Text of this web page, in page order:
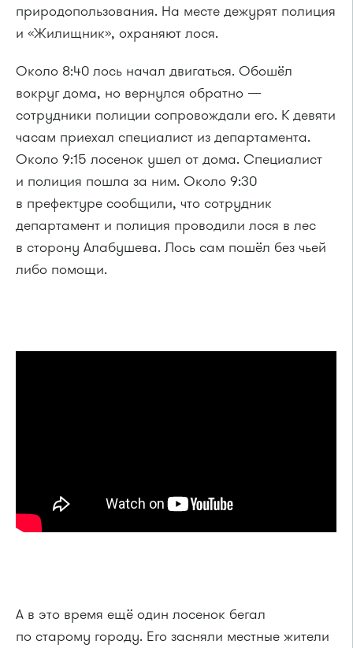
природопользования. На месте дежурят полиция
и «Жилищник», охраняют лося.
Около 8:40 лось начал двигаться. Обошёл
вокруг дома, но вернулся обратно —
сотрудники полиции сопровождали его. К девяти
часам приехал специалист из департамента.
Около 9:15 лосенок ушел от дома. Специалист
и полиция пошла за ним. Около 9:30
в префектуре сообщили, что сотрудник
департамент и полиция проводили лося в лес
в сторону Алабушева. Лось сам пошёл без чьей
либо помощи.
А в это время ещё один лосенок бегал
по старому городу. Его засняли местные жители